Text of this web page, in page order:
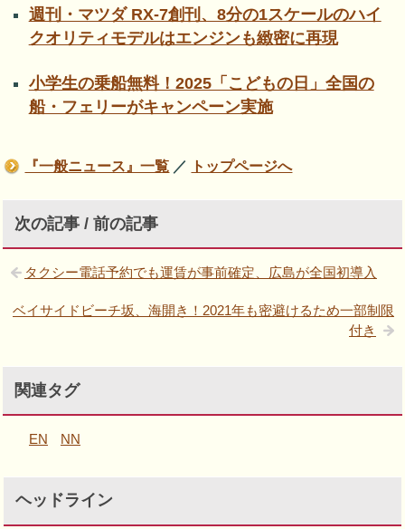
週刊・マツダ RX-7創刊、8分の1スケールのハイ
クオリティモデルはエンジンも緻密に再現
小学生の乗船無料！2025「こどもの日」全国の
船・フェリーがキャンペーン実施
『一般ニュース』一覧 ／ トップページへ
次の記事 / 前の記事
タクシー電話予約でも運賃が事前確定、広島が全国初導入
ベイサイドビーチ坂、海開き！2021年も密避けるため一部制限
付き
関連タグ
EN NN
ヘッドライン